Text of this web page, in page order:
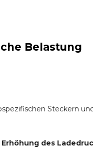
Belastung
Steckern
des